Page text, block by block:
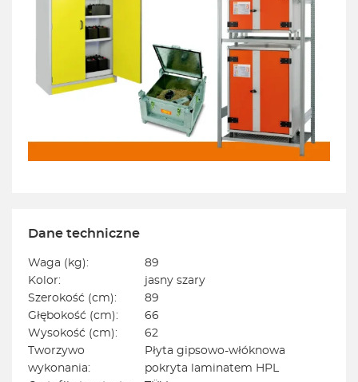
Dane techniczne
Waga (kg):
89
Kolor:
jasny szary
Szerokość (cm):
89
Głębokość (cm):
66
Wysokość (cm):
62
Tworzywo
wykonania:
Płyta gipsowo-włóknowa
pokryta laminatem HPL